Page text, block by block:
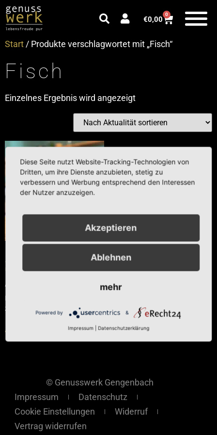
€0,00
0
Start / Produkte verschlagwortet mit „Fisch“
Fisch
Einzelnes Ergebnis wird angezeigt
Olivenöl
Ab
Enthält 7% reduzierte MwSt.
zzgl.
Versand
Ausführung wählen
© Genusswerk Gengenbach
Impressum
Datenschutz
Cookie Einstellungen
Widerruf
Vertrag widerrufen
Diese Seite nutzt Website-Tracking-Technologien von
Dritten, um ihre Dienste anzubieten, stetig zu
verbessern und Werbung entsprechend den Interessen
der Nutzer anzuzeigen.
Akzeptieren
Ablehnen
mehr
Powered by &
Impressum Datenschutzerklärung